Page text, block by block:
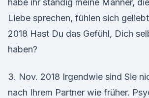
habe ihr ständig meine Männer,
Liebe sprechen, fühlen sich
2018 Hast Du das Gefühl, Dich
haben?
3. Nov. 2018 Irgendwie sind Sie
nach Ihrem Partner wie früher.